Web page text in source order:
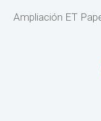
Ampliación ET